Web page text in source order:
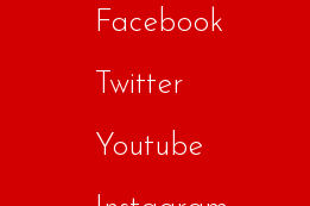
Facebook
Twitter
Youtube